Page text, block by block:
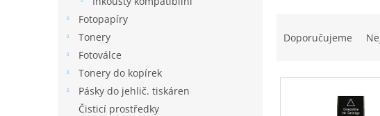
Fotopapíry
Tonery
Fotoválce
Tonery do kopírek
Pásky do jehlič. tiskáren
Čisticí prostředky
n
Doporučujeme
V